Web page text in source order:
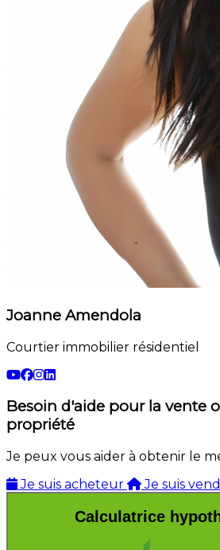
Joanne Amendola
Courtier immobilier résidentiel
Besoin d'aide pour la vente
propriété
Je peux vous aider à obtenir le
Je suis acheteur
Je suis
Calculatrice